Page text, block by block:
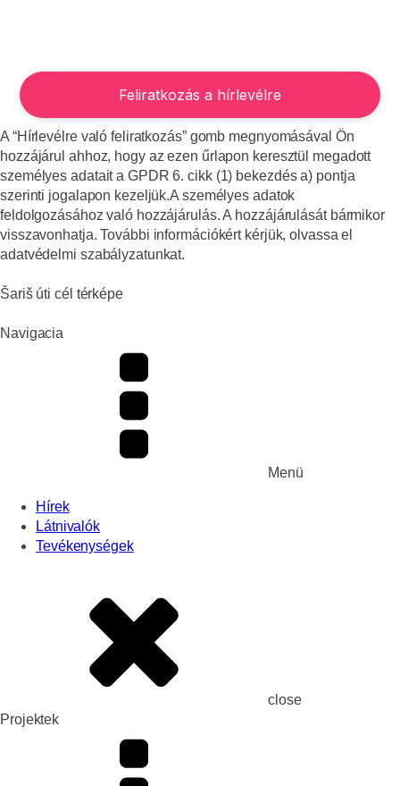
A “Hírlevélre való feliratkozás” gomb megnyomásával Ön
hozzájárul ahhoz, hogy az ezen űrlapon keresztül megadott
személyes adatait a GPDR 6. cikk (1) bekezdés a) pontja
szerinti jogalapon kezeljük.A személyes adatok
feldolgozásához való hozzájárulás. A hozzájárulását bármikor
visszavonhatja. További információkért kérjük, olvassa el
adatvédelmi szabályzatunkat.
Šariš úti cél térképe
Navigacia
Menü
Hírek
Látnivalók
Tevékenységek
close
Projektek